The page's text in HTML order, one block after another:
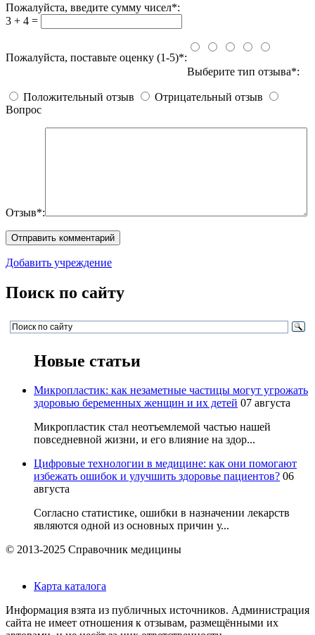
Пожалуйста, введите сумму чисел*:
3 + 4 =
Пожалуйста, поставьте оценку (1-5)*:
Выберите тип отзыва*:
Положительный отзыв
Отрицательный отзыв
Вопрос
Отзыв*:
Добавить учреждение
Поиск по сайту
Новые статьи
Микропластик: как незаметные частицы могут угрожать
здоровью беременных женщин и их детей 07 августа
Микропластик стал неотъемлемой частью нашей
повседневной жизни, и его влияние на здор...
Цифровые технологии в медицине: как они помогают
избежать ошибок и улучшить здоровье пациентов? 06
августа
Согласно статистике, ошибки в назначении лекарств
являются одной из основных причин у...
© 2013-2025 Справочник медицины
Карта каталога
Информация взята из публичных источников. Администрация
сайта не имеет отношения к отзывам, размещёнными их